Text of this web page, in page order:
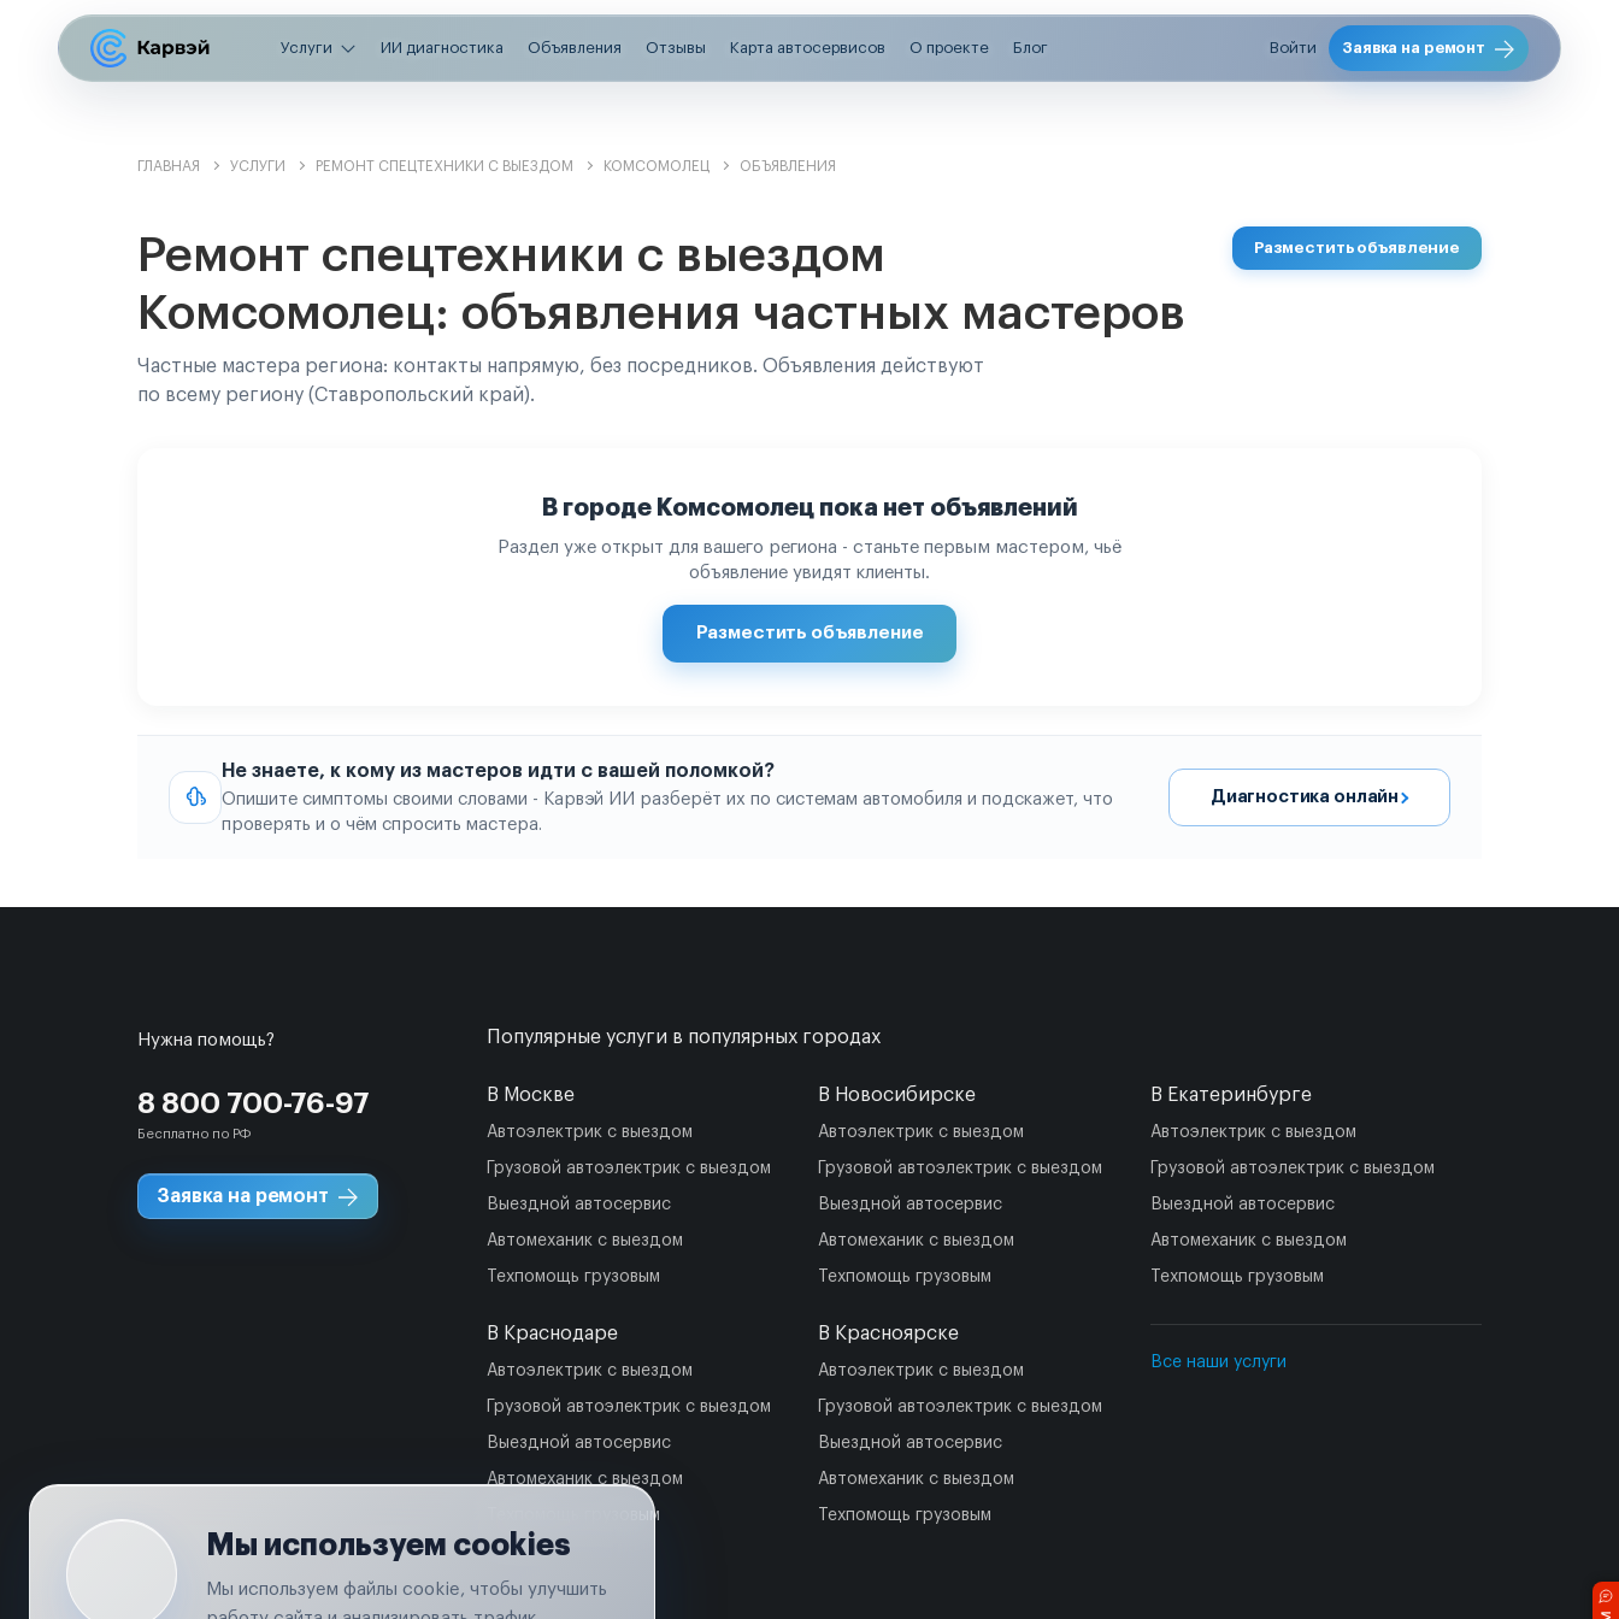
Услуги ИИ диагностика Объявления Отзывы Карта автосервисов О проекте Блог Войти Заявка на ремонт
ГЛАВНАЯ УСЛУГИ РЕМОНТ СПЕЦТЕХНИКИ С ВЫЕЗДОМ КОМСОМОЛЕЦ ОБЪЯВЛЕНИЯ
Ремонт спецтехники с выездом
Комсомолец: объявления частных мастеров
Частные мастера региона: контакты напрямую, без посредников. Объявления действуют
по всему региону (Ставропольский край).
Разместить объявление
В городе Комсомолец пока нет объявлений
Раздел уже открыт для вашего региона - станьте первым мастером, чьё
объявление увидят клиенты.
Разместить объявление
Не знаете, к кому из мастеров идти с вашей поломкой?
Опишите симптомы своими словами - Карвэй ИИ разберёт их по системам автомобиля и подскажет, что
проверять и о чём спросить мастера.
Диагностика онлайн
Нужна помощь?
8 800 700-76-97
Бесплатно по РФ
Заявка на ремонт
Популярные услуги в популярных городах
В Москве
Автоэлектрик с выездом
Грузовой автоэлектрик с выездом
Выездной автосервис
Автомеханик с выездом
Техпомощь грузовым
В Краснодаре
Автоэлектрик с выездом
Грузовой автоэлектрик с выездом
Выездной автосервис
Автомеханик с выездом
Техпомощь грузовым
В Новосибирске
Автоэлектрик с выездом
Грузовой автоэлектрик с выездом
Выездной автосервис
Автомеханик с выездом
Техпомощь грузовым
В Красноярске
Автоэлектрик с выездом
Грузовой автоэлектрик с выездом
Выездной автосервис
Автомеханик с выездом
Техпомощь грузовым
В Екатеринбурге
Автоэлектрик с выездом
Грузовой автоэлектрик с выездом
Выездной автосервис
Автомеханик с выездом
Техпомощь грузовым
Все наши услуги
Мы используем cookies
Мы используем файлы cookie, чтобы улучшить